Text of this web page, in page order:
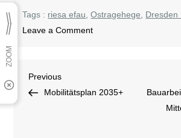
Tags : riesa efau ,Ostragehege
Dresden
Leave a Commenton
wenn
Previous
Post
Previous
Mobilitätsplan 2035+